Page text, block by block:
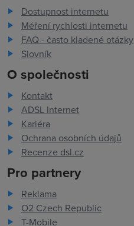
Dostupnost internetu
Měření rychlosti internetu
FAQ - často kladené otázky
Slovník
O společnosti
Kontakt
ADSL Internet
Kariéra
Ochrana osobních údajů
Recenze dsl.cz
Pro partnery
Reklama
O2 Czech Republic
T-Mobile